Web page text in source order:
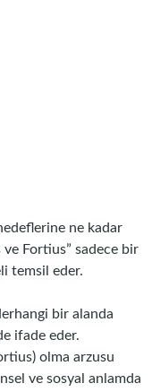
ne kadar
Fortius” sadece bir
temsil eder.
bir alanda
ifade eder.
olma arzusu
ve sosyal anlamda